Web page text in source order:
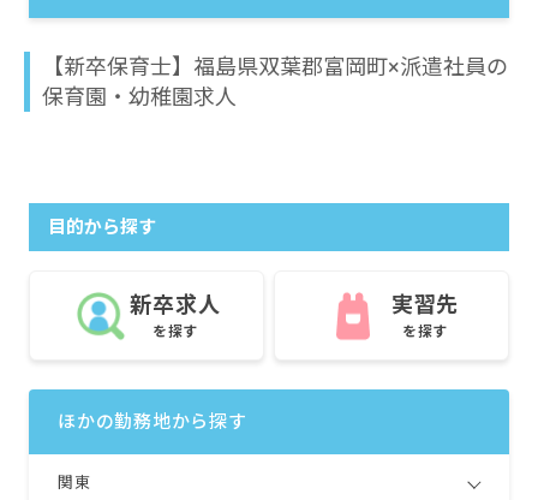
【新卒保育士】福島県双葉郡富岡町×派遣社員の
保育園・幼稚園求人
目的から探す
新卒求人
を探す
実習先
を探す
ほかの勤務地から探す
関東